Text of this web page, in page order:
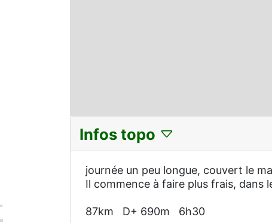
Infos topo
journée un peu longue, couvert le
Il commence à faire plus frais, dans
87km D+ 690m 6h30